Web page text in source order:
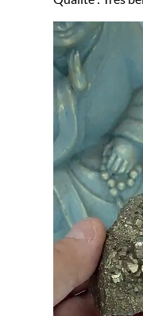
Lecteur
vidéo